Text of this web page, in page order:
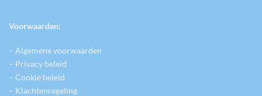
Voorwaarden:
– Algemene voorwaarden
– Privacy beleid
– Cookie beleid
– Klachtenregeling